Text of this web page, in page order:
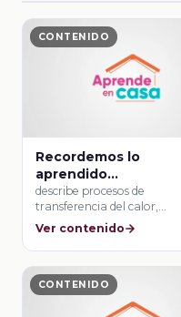
CONTENIDO
Recordemos lo
aprendido…
describe procesos de
transferencia del calor,
conducción y convección en
algunos materiales …
Ver contenido
CONTENIDO